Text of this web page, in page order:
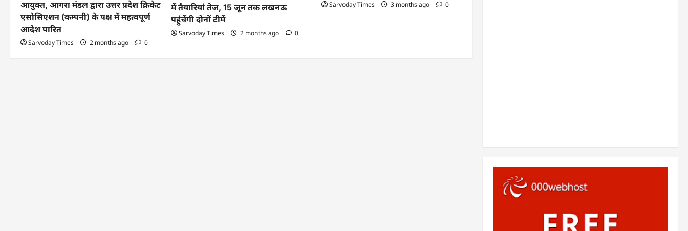
n
आयुक्त, आगरा मंडल द्वारा उत्तर प्रदेश क्रिकेट
एसोसिएशन (कम्पनी) के पक्ष में महत्वपूर्ण
आदेश पारित
Sarvoday Times 2 months ago 0
में तैयारियां तेज, 15 जून तक लखनऊ
पहुंचेंगी दोनों टीमें
Sarvoday Times 2 months ago 0
Sarvoday Times 3 months ago 0